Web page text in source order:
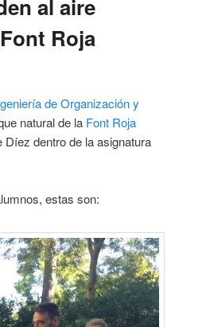
al aire
Roja
de Organización y
natural de la Font Roja
dentro de la asignatura
estas son: